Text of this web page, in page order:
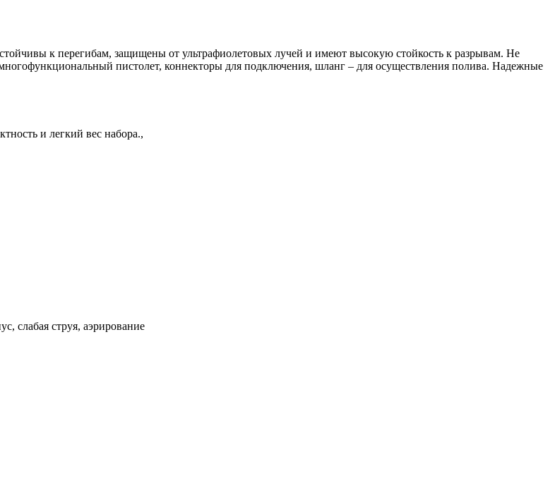
к перегибам, защищены от ультрафиолетовых лучей и имеют высокую стойкость к разрывам. Не
пистолет, коннекторы для подключения, шланг – для осуществления полива. Надежные
и легкий вес набора.,
слабая струя, аэрирование